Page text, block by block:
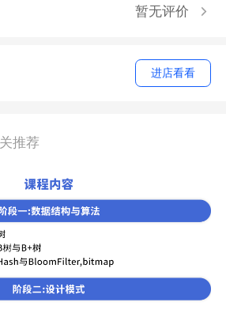
，分布式锁，日志，probuf,k
暂无评价
进店看看
推荐